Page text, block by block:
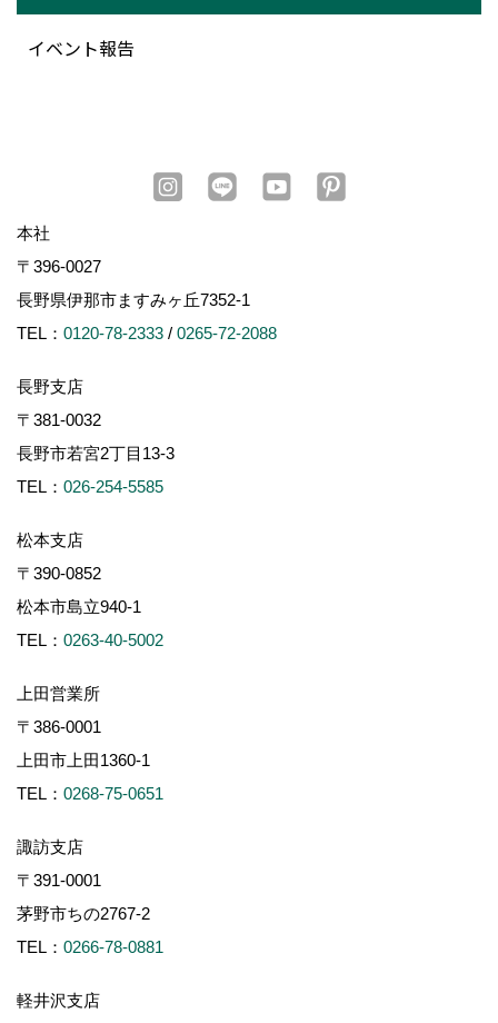
イベント報告
本社
〒396-0027
長野県伊那市ますみヶ丘7352-1
TEL： 0120-78-2333 / 0265-72-2088
長野支店
〒381-0032
長野市若宮2丁目13-3
TEL： 026-254-5585
松本支店
〒390-0852
松本市島立940-1
TEL： 0263-40-5002
上田営業所
〒386-0001
上田市上田1360-1
TEL： 0268-75-0651
諏訪支店
〒391-0001
茅野市ちの2767-2
TEL： 0266-78-0881
軽井沢支店